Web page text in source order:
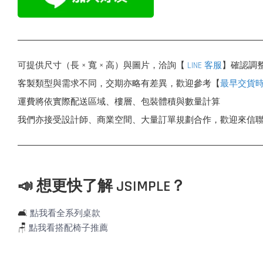
可提供尺寸（長 × 寬 × 高）與圖片，洽詢【 LINE 客服】確認調
客製類型與需求不同，交期亦略有差異，歡迎參考【最早交貨
運費將依實際配送區域、樓層、包裝體積與數量計算
我們亦接受設計師、商業空間、大量訂單規劃合作，歡迎來信
📣 想更快了解 JSIMPLE？
🛋️ 點我看全系列桌款
🪑 點我看搭配椅子推薦